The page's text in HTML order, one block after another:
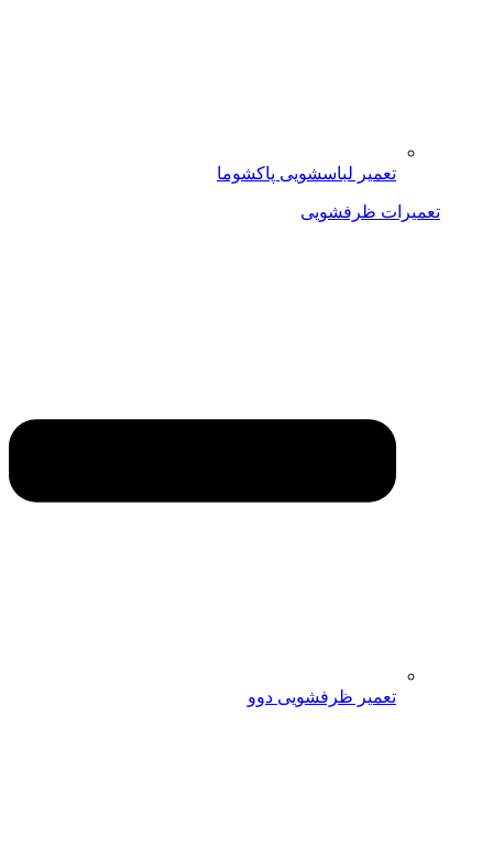
تعمیر لباسشویی پاکشوما
تعمیرات ظرفشویی
تعمیر ظرفشویی دوو